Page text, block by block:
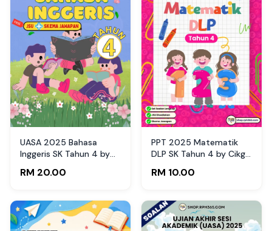
UASA 2025 Bahasa
Inggeris SK Tahun 4 by
RM 20.00
PPT 2025 Matematik
DLP SK Tahun 4 by Cikgu
RM 10.00